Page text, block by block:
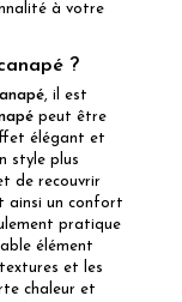
à votre
?
, il est
peut être
élégant et
style plus
de recouvrir
ainsi un confort
pratique
élément
et les
chaleur et